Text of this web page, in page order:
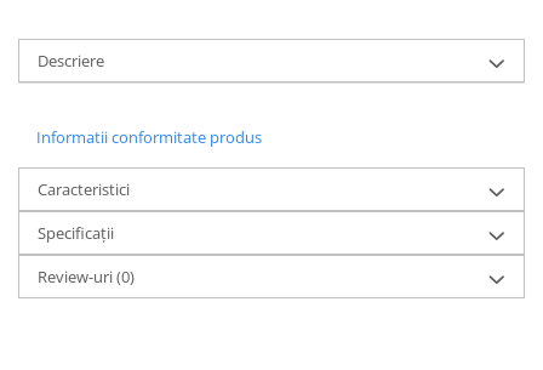
All-in-One PC
Mini PC
Accesorii monitoare
Componente
Placi video
Procesoare
Descriere
Informatii conformitate produs
Caracteristici
Specificații
Review-uri(0)